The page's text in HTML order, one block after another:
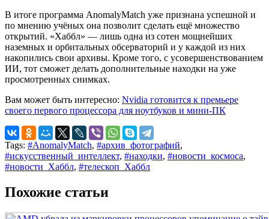
В итоге программа AnomalyMatch уже признана успешной и
по мнению учёных она позволит сделать ещё множество
открытий. «Хаббл» — лишь одна из сотен мощнейших
наземных и орбитальных обсерваторий и у каждой из них
накопились свои архивы. Кроме того, с усовершенствованием
ИИ, тот сможет делать дополнительные находки на уже
просмотренных снимках.
Вам может быть интересно: Nvidia готовится к премьере
своего первого процессора для ноутбуков и мини-ПК
Tags: #AnomalyMatch, #архив_фотографий,
#искусственный_интеллект, #находки, #новости_космоса,
#новости_Хаббл, #телескоп_Хаббл
Похожие статьи